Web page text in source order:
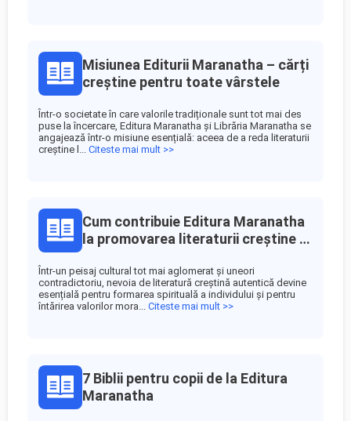
Misiunea Editurii Maranatha – cărți
creștine pentru toate vârstele
Într-o societate în care valorile tradiționale sunt tot mai des
puse la încercare, Editura Maranatha și Librăria Maranatha se
angajează într-o misiune esențială: aceea de a reda literaturii
creștine l... Citeste mai mult >>
Cum contribuie Editura Maranatha
la promovarea literaturii creștine în
Într-un peisaj cultural tot mai aglomerat și uneori
contradictoriu, nevoia de literatură creștină autentică devine
esențială pentru formarea spirituală a individului și pentru
întărirea valorilor mora... Citeste mai mult >>
7 Biblii pentru copii de la Editura
Maranatha